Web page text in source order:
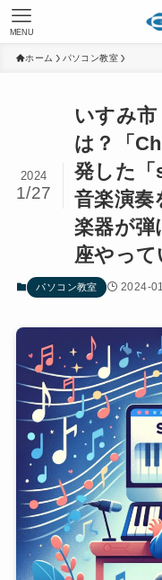
MENU
ホーム パソコン教室
いすみ
は？「
発した
音楽演奏
楽器が弾
座やって
2024
1/27
パソコン教室 2024-